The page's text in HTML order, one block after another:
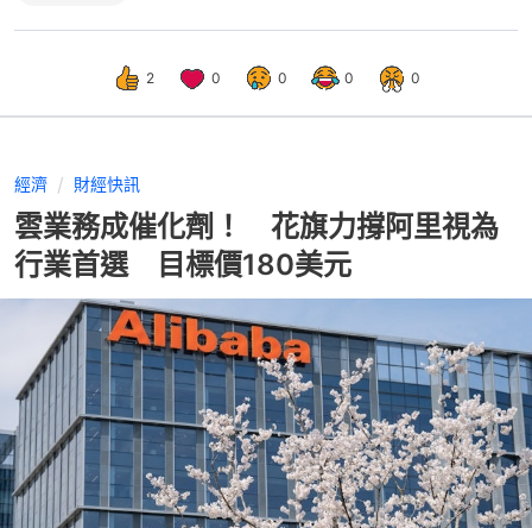
2 0 0 0 0
經濟 財經快訊
雲業務成催化劑！ 花旗力撐阿里視為
行業首選 目標價180美元